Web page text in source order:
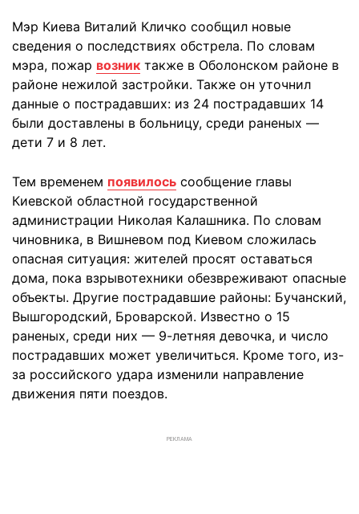
Мэр Киева Виталий Кличко сообщил новые
сведения о последствиях обстрела. По словам
мэра, пожар возник также в Оболонском районе в
районе нежилой застройки. Также он уточнил
данные о пострадавших: из 24 пострадавших 14
были доставлены в больницу, среди раненых —
дети 7 и 8 лет.
Тем временем появилось сообщение главы
Киевской областной государственной
администрации Николая Калашника. По словам
чиновника, в Вишневом под Киевом сложилась
опасная ситуация: жителей просят оставаться
дома, пока взрывотехники обезвреживают опасные
объекты. Другие пострадавшие районы: Бучанский,
Вышгородский, Броварской. Известно о 15
раненых, среди них — 9-летняя девочка, и число
пострадавших может увеличиться. Кроме того, из-
за российского удара изменили направление
движения пяти поездов.
РЕКЛАМА